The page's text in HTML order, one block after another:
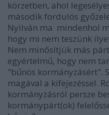
körzetben, ahol
második fordulós
Nyilván ma mindenhol
hogy mi nem teszünk
Nem minősítjük más
egyértelmű, hogy nem
"bűnös kormányzásért".
magával a kifejezéssel.
kormányzásról persze
kormánypárt(ok)